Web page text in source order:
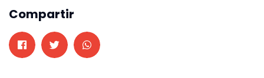
Compartir